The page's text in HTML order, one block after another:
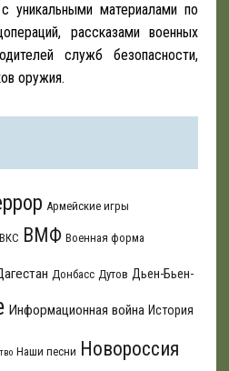
уникальными материалами по
рассказами военных
служб безопасности,
оружия.
Армейские игры
ВКС ВМФ Военная форма
Донбасс Дутов Дьен-Бьен-
Информационная война История
Наши песни Новороссия